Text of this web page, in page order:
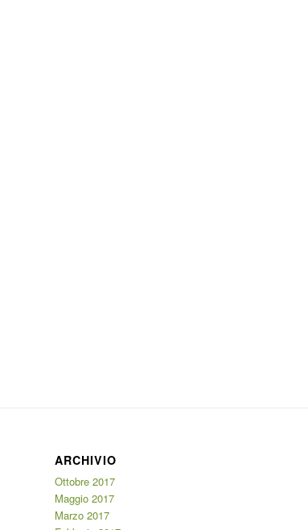
ARCHIVIO
Ottobre 2017
Maggio 2017
Marzo 2017